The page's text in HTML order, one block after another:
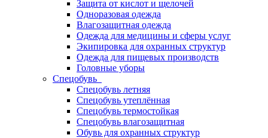
Защита от кислот и щелочей
Одноразовая одежда
Влагозащитная одежда
Одежда для медицины и сферы услуг
Экипировка для охранных структур
Одежда для пищевых производств
Головные уборы
Спецобувь
Спецобувь летняя
Спецобувь утеплённая
Спецобувь термостойкая
Спецобувь влагозащитная
Обувь для охранных структур